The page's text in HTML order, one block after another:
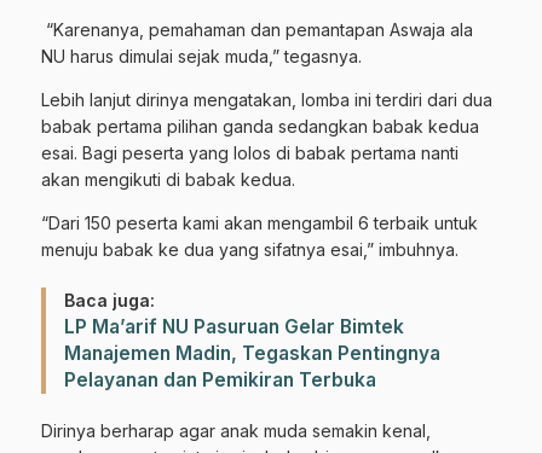
“Karenanya, pemahaman dan pemantapan Aswaja ala
NU harus dimulai sejak muda,” tegasnya.
Lebih lanjut dirinya mengatakan, lomba ini terdiri dari dua
babak pertama pilihan ganda sedangkan babak kedua
esai. Bagi peserta yang lolos di babak pertama nanti
akan mengikuti di babak kedua.
“Dari 150 peserta kami akan mengambil 6 terbaik untuk
menuju babak ke dua yang sifatnya esai,” imbuhnya.
Baca juga:
LP Ma’arif NU Pasuruan Gelar Bimtek
Manajemen Madin, Tegaskan Pentingnya
Pelayanan dan Pemikiran Terbuka
Dirinya berharap agar anak muda semakin kenal,